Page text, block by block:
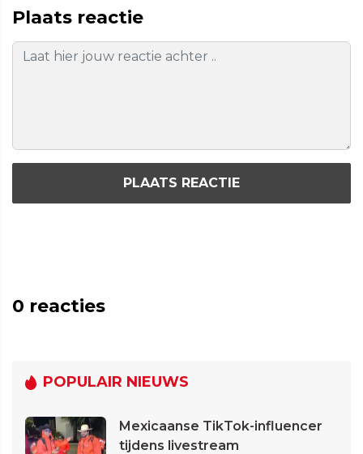
Plaats reactie
PLAATS REACTIE
0 reacties
POPULAIR NIEUWS
Mexicaanse TikTok-influencer
tijdens livestream